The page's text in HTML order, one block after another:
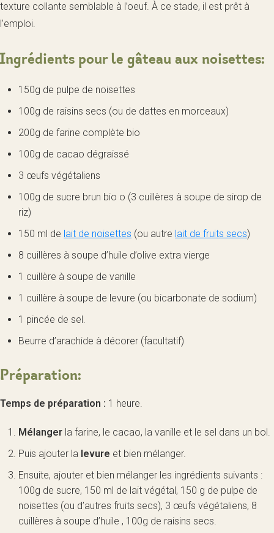
texture collante semblable à l’oeuf. À ce stade, il est prêt à
l’emploi.
Ingrédients pour le gâteau aux noisettes:
150g de pulpe de noisettes
100g de raisins secs (ou de dattes en morceaux)
200g de farine complète bio
100g de cacao dégraissé
3 œufs végétaliens
100g de sucre brun bio o (3 cuillères à soupe de sirop de
riz)
150 ml de lait de noisettes (ou autre lait de fruits secs)
8 cuillères à soupe d’huile d’olive extra vierge
1 cuillère à soupe de vanille
1 cuillère à soupe de levure (ou bicarbonate de sodium)
1 pincée de sel.
Beurre d’arachide à décorer (facultatif)
Préparation:
Temps de préparation : 1 heure.
Mélanger la farine, le cacao, la vanille et le sel dans un bol.
Puis ajouter la levure et bien mélanger.
Ensuite, ajouter et bien mélanger les ingrédients suivants :
100g de sucre, 150 ml de lait végétal, 150 g de pulpe de
noisettes (ou d’autres fruits secs), 3 œufs végétaliens, 8
cuillères à soupe d’huile , 100g de raisins secs.